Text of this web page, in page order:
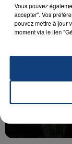
excuses.
TITRES
Vous pouvez
accepter". Vos
pouvez mettre à jour
moment via le lien